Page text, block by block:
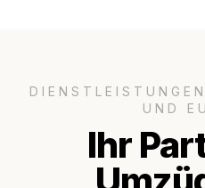
UND
Ihr